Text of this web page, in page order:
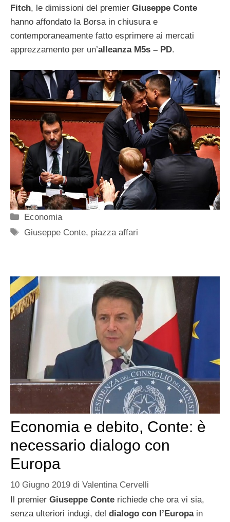
Fitch, le dimissioni del premier Giuseppe Conte
hanno affondato la Borsa in chiusura e
contemporaneamente fatto esprimere ai mercati
apprezzamento per un’alleanza M5s – PD.
Categorie
Economia
Tag
Giuseppe Conte, piazza affari
Economia e debito, Conte: è
necessario dialogo con
Europa
10 Giugno 2019 di Valentina Cervelli
Il premier Giuseppe Conte richiede che ora vi sia,
senza ulteriori indugi, del dialogo con l’Europain